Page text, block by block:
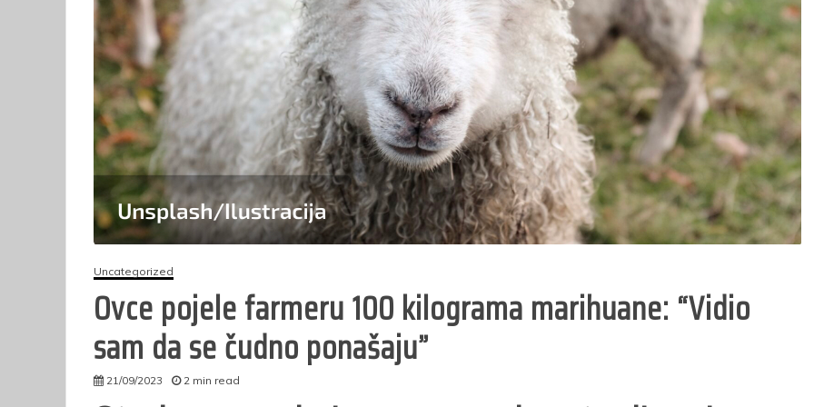
Uncategorized
Ovce pojele farmeru 100 kilograma marihuane: “Vidio
sam da se čudno ponašaju”
21/09/2023
2 min read
odnos u Sudsku
policiju u Federaciji
Bosne i
Hercegovine
25/02/2026
10 min read
volonterskog rada
u Općini Prozor za
2026. godinu
29/05/2026
2 min read
dodjelu donacija za
kupovinu
građevinskog
materijala
24/04/2026
1 min read